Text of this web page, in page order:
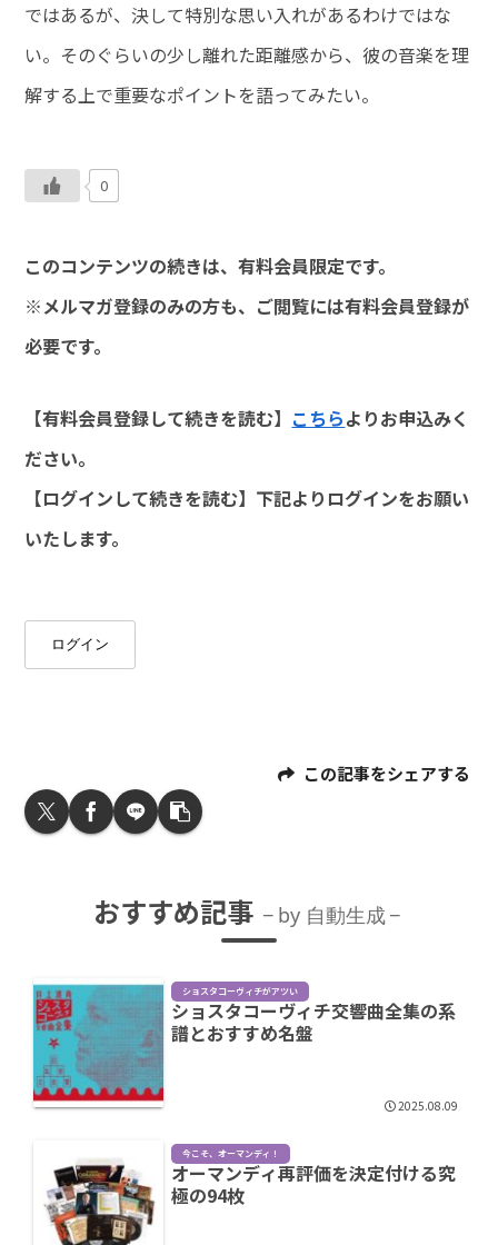
ではあるが、決して特別な思い入れがあるわけではな
い。そのぐらいの少し離れた距離感から、彼の音楽を理
解する上で重要なポイントを語ってみたい。
0
このコンテンツの続きは、有料会員限定です。
※メルマガ登録のみの方も、ご閲覧には有料会員登録が
必要です。
【有料会員登録して続きを読む】 こちらよりお申込みく
ださい。
【ログインして続きを読む】下記よりログインをお願い
いたします。
ログイン
この記事をシェアする
おすすめ記事 by 自動生成
ショスタコーヴィチがアツい
ショスタコーヴィチ交響曲全集の系
譜とおすすめ名盤
2025.08.09
今こそ、オーマンディ！
オーマンディ再評価を決定付ける究
極の94枚